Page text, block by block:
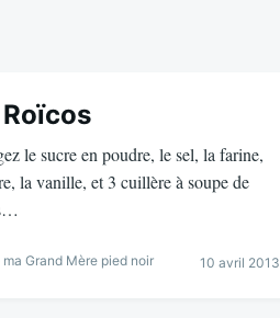
le sucre en poudre, le sel, la farine,
la vanille, et 3 cuillère à soupe de
ma Grand Mère pied noir 10 avril 2013